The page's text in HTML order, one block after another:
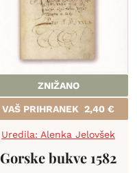
ZNIŽANO
VAŠ PRIHRANEK 2,40 €
Uredila: Alenka Jelovšek
Gorske bukve 1582